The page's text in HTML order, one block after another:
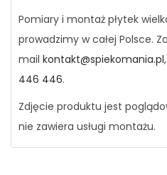
Pomiary i montaż płytek
prowadzimy w całej Polsce.
mail kontakt@spiekomania.pl
446 446.
Zdjęcie produktu jest
nie zawiera usługi montażu.